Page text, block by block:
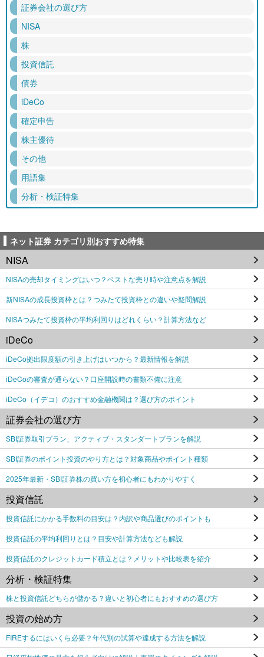
証券会社の選び方
NISA
株
投資信託
債券
iDeCo
確定申告
株主優待
その他
用語集
分析・検証特集
ネット証券 カテゴリ別おすすめ特集
NISA
NISAの売却タイミングはいつ？ベストな売り時や注意点を解説
新NISAの成長投資枠とは？つみたて投資枠との違いや疑問解説
NISAつみたて投資枠の平均利回りはどれくらい？計算方法など
iDeCo
iDeCo拠出限度額の引き上げはいつから？最新情報を解説
iDeCoの審査が通らない？口座開設時の書類不備に注意
iDeCo（イデコ）のおすすめ金融機関は？選び方のポイント
証券会社の選び方
SBI証券取引プラン、アクティブ・スタンダートプランを解説
SBI証券のポイント投資のやり方とは？対象商品やポイント種類
2025年最新・SBI証券株の買い方を初心者にもわかりやすく
投資信託
投資信託にかかる手数料の目安は？内訳や商品選びのポイントも
投資信託の平均利回りとは？目安や計算方法なども解説
投資信託のクレジットカード積立とは？メリットや比較表を紹介
分析・検証特集
株と投資信託どちらが儲かる？違いと初心者にもおすすめの選び方
投資の始め方
FIREするにはいくら必要？年代別の試算や達成する方法を解説